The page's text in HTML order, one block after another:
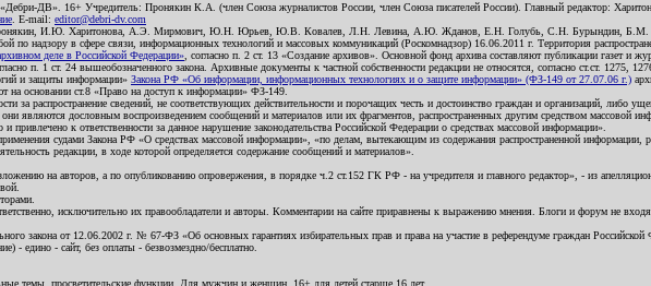
«Дебри-ДВ». 16+ Учредитель: Пронякин К.А. (член Союза журналистов России, член Союза писателей России). Главный редактор:
. E-mail: editor@debri-dv.com
Пронякин, И.Ю. Харитонова, А.Э. Мирмович, Ю.Н. Юрьев, Ю.В. Ковалев, Л.Н. Левина, А.Ю. Жданов, Е.Н. Голубь, С.Н. Бурындин,
по надзору в сфере связи, информационных технологий и массовых коммуникаций (Роскомнадзор) 16.06.2011 г. Территория
деле в Российской Федерации» , согласно п. 2 ст. 13 «Создание архивов». Основной фонд архива составляют публикации газет и
п. 1 ст. 24 вышеобозначенного закона. Архивные документы к частной собственности редакции не относятся, согласно ст.ст. 1275,
и защиты информации» Закона РФ «Об информации, информационных технологиях и о защите информации» (ФЗ-149 от 27.07.06 г.)
на основании ст.8 «Право на доступ к информации» ФЗ-149.
за распространение сведений, не соответствующих действительности и порочащих честь и достоинство граждан и организаций, либо
являются дословным воспроизведением сообщений и материалов или их фрагментов, распространенных другим средством массовой
к ответственности за данное нарушение законодательства Российской Федерации о средствах массовой информации».
судами Закона РФ «О средствах массовой информации», «по делам, вытекающим из содержания распространенной информации,
редакции, в ходе которой определяется содержание сообщений и материалов».
на авторов, а по опубликованию опровержения, в порядке ч.2 ст.152 ГК РФ - на учредителя и главного редактор», - из
исключительно их правообладатели и авторы. Комментарии на сайте приравнены к выражению мнения. Блоги и форум не
закона от 12.06.2002 г. № 67-ФЗ «Об основных гарантиях избирательных прав и права на участие в референдуме граждан Российской
- едино - сайт, без оплаты - безвозмездно/бесплатно.
темы, просветительские функции. Для мужчин и женщин. 16+ для детей старше 16 лет.